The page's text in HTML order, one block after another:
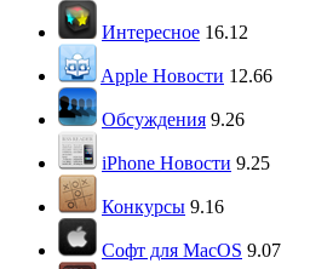
Интересное 16.12
Apple Новости 12.66
Обсуждения 9.26
iPhone Новости 9.25
Конкурсы 9.16
Софт для MacOS 9.07